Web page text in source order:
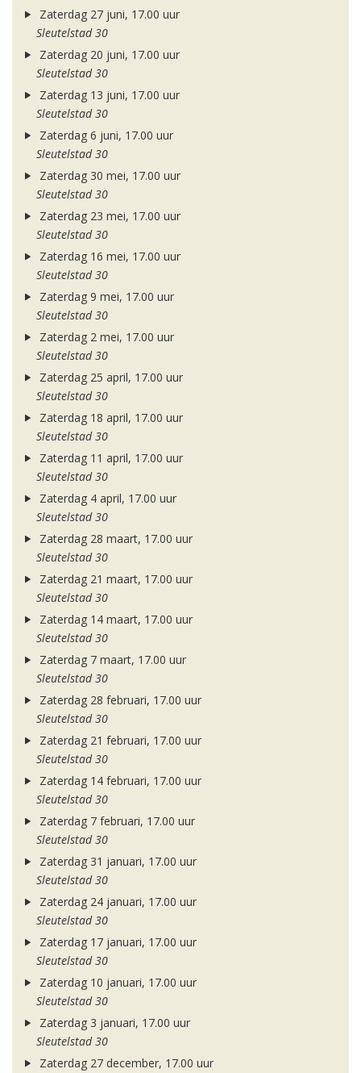
Zaterdag 27 juni, 17.00 uur
Sleutelstad 30
Zaterdag 20 juni, 17.00 uur
Sleutelstad 30
Zaterdag 13 juni, 17.00 uur
Sleutelstad 30
Zaterdag 6 juni, 17.00 uur
Sleutelstad 30
Zaterdag 30 mei, 17.00 uur
Sleutelstad 30
Zaterdag 23 mei, 17.00 uur
Sleutelstad 30
Zaterdag 16 mei, 17.00 uur
Sleutelstad 30
Zaterdag 9 mei, 17.00 uur
Sleutelstad 30
Zaterdag 2 mei, 17.00 uur
Sleutelstad 30
Zaterdag 25 april, 17.00 uur
Sleutelstad 30
Zaterdag 18 april, 17.00 uur
Sleutelstad 30
Zaterdag 11 april, 17.00 uur
Sleutelstad 30
Zaterdag 4 april, 17.00 uur
Sleutelstad 30
Zaterdag 28 maart, 17.00 uur
Sleutelstad 30
Zaterdag 21 maart, 17.00 uur
Sleutelstad 30
Zaterdag 14 maart, 17.00 uur
Sleutelstad 30
Zaterdag 7 maart, 17.00 uur
Sleutelstad 30
Zaterdag 28 februari, 17.00 uur
Sleutelstad 30
Zaterdag 21 februari, 17.00 uur
Sleutelstad 30
Zaterdag 14 februari, 17.00 uur
Sleutelstad 30
Zaterdag 7 februari, 17.00 uur
Sleutelstad 30
Zaterdag 31 januari, 17.00 uur
Sleutelstad 30
Zaterdag 24 januari, 17.00 uur
Sleutelstad 30
Zaterdag 17 januari, 17.00 uur
Sleutelstad 30
Zaterdag 10 januari, 17.00 uur
Sleutelstad 30
Zaterdag 3 januari, 17.00 uur
Sleutelstad 30
Zaterdag 27 december, 17.00 uur